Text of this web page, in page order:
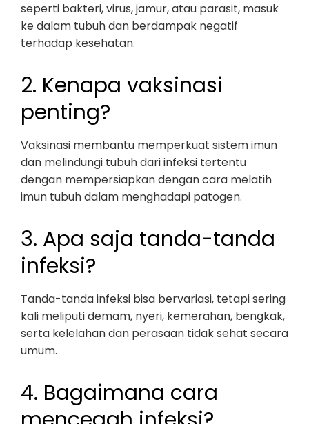
seperti bakteri, virus, jamur, atau parasit, masuk
ke dalam tubuh dan berdampak negatif
terhadap kesehatan.
2. Kenapa vaksinasi
penting?
Vaksinasi membantu memperkuat sistem imun
dan melindungi tubuh dari infeksi tertentu
dengan mempersiapkan dengan cara melatih
imun tubuh dalam menghadapi patogen.
3. Apa saja tanda-tanda
infeksi?
Tanda-tanda infeksi bisa bervariasi, tetapi sering
kali meliputi demam, nyeri, kemerahan, bengkak,
serta kelelahan dan perasaan tidak sehat secara
umum.
4. Bagaimana cara